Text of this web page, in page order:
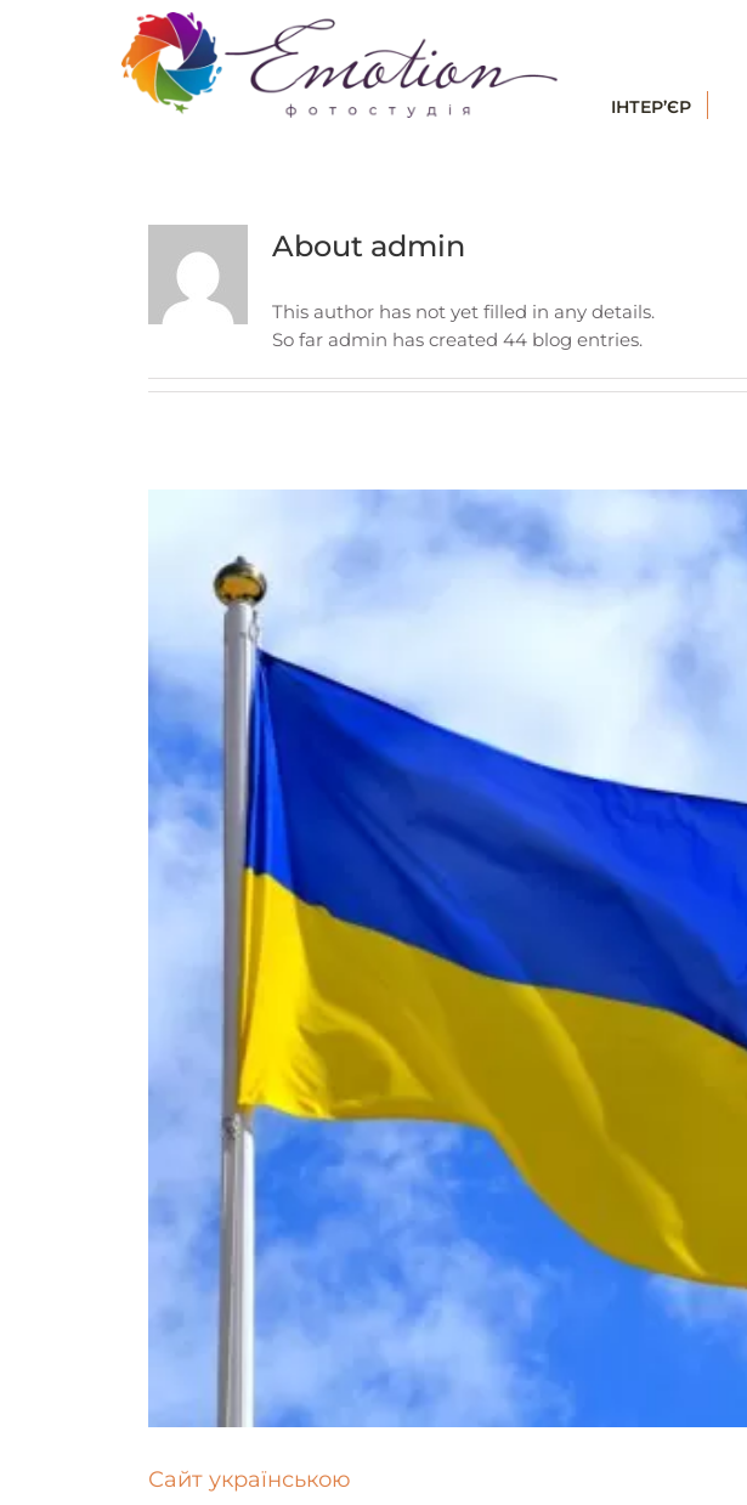
IНТЕР’ЄР
About admin
This author has not yet filled in any details.
So far admin has created 44 blog entries.
Сайт українською